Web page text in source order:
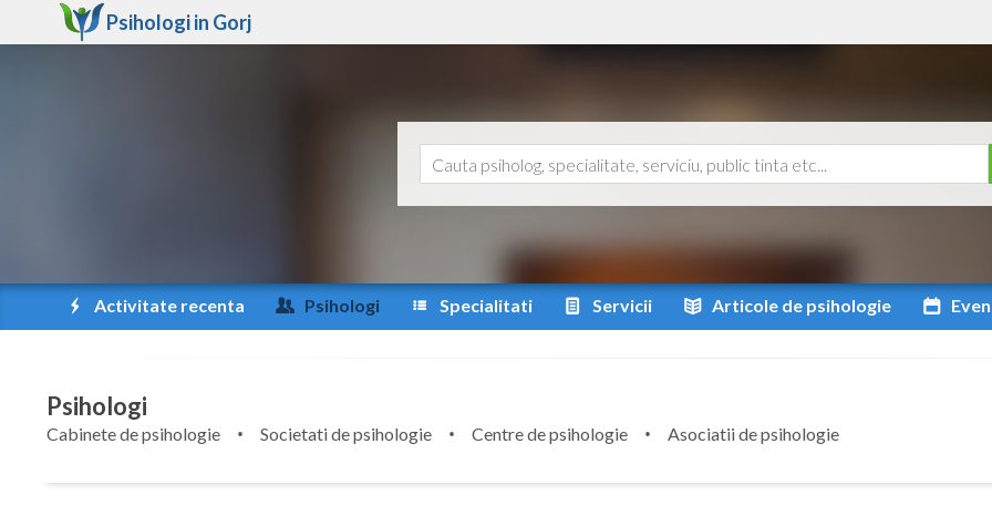
Psihologi in Gorj
Activitate recenta Psihologi Specialitati Servicii Articole de psihologie
Psihologi
Cabinete de psihologie Societati de psihologie Centre de psihologie
Asociatii de psihologie